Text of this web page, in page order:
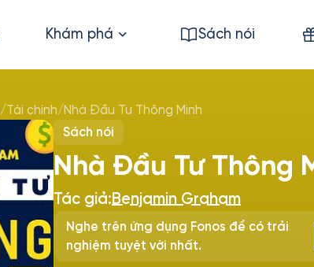
Khám phá Sách nói
/Tài chính/Nhà Đầu Tư Thông Minh
Sách nói
Nhà Đầu Tư Thông
Tác giả:Benjamin Graham
Nghe trên ứng dụng Fonos để có trải
nghiệm tuyệt vời nhất.